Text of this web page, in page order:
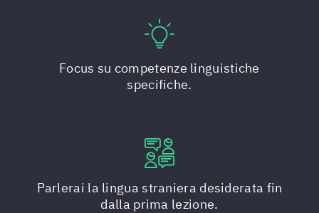
Focus su competenze linguistiche
specifiche.
Parlerai la lingua straniera desiderata fin
dalla prima lezione.